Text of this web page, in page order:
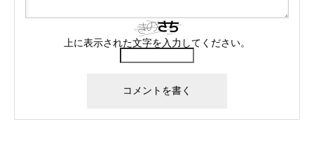
上に表示された文字を入力してください。